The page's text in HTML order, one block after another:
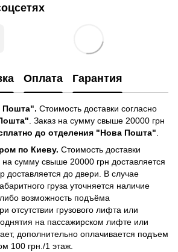
Оплата Гарантия
Пошта". Стоимость доставки согласно
. Заказ на сумму свыше 20000 грн
до отделения "Нова Пошта"
по Киеву. Стоимость доставки
на сумму свыше 20000 грн доставляется
доставляется до двери. В случае
груза уточняется наличие
возможность подъёма
отсутствии грузового лифта или
на пассажирском лифте или
дополнительно оплачивается подъем
100 грн./1 этаж.